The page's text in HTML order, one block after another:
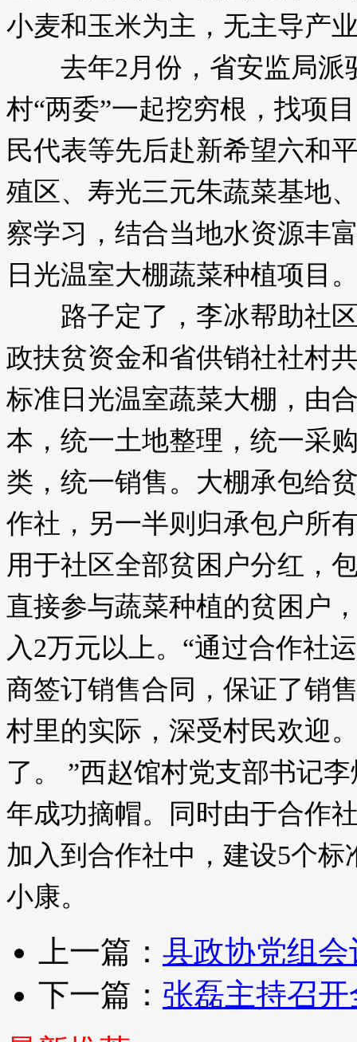
小麦和玉米为主，无主导产
去年2月份，省安监局派
村“两委”一起挖穷根，找项
民代表等先后赴新希望六和
殖区、寿光三元朱蔬菜基地
察学习，结合当地水资源丰
日光温室大棚蔬菜种植项目
路子定了，李冰帮助社区
政扶贫资金和省供销社社村
标准日光温室蔬菜大棚，由
本，统一土地整理，统一采
类，统一销售。大棚承包给
作社，另一半则归承包户所
用于社区全部贫困户分红，
直接参与蔬菜种植的贫困户
入2万元以上。“通过合作社
商签订销售合同，保证了销
村里的实际，深受村民欢迎
了。 ”西赵馆村党支部书记
年成功摘帽。同时由于合作
加入到合作社中，建设5个
小康。
上一篇： 县政协党组
下一篇： 张磊主持召